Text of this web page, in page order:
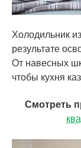
Холодильник
результате
От навесных
чтобы кухня
Смотреть